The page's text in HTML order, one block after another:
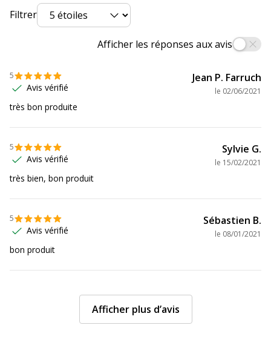
Données d'identification
3130630011132
Marque
Référence produit fabricant
Filtrer
Afficher les réponses aux avis
5
Avis vérifié
Jean P. Farruch
le 02/06/2021
très bon produite
5
Avis vérifié
Sylvie G.
le 15/02/2021
très bien, bon produit
5
Avis vérifié
Sébastien B.
le 08/01/2021
bon produit
Afficher plus d’avis